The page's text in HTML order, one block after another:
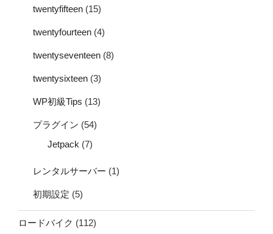
twentyfifteen (15)
twentyfourteen (4)
twentyseventeen (8)
twentysixteen (3)
WP初級Tips (13)
プラグイン (54)
Jetpack (7)
レンタルサーバー (1)
初期設定 (5)
ロードバイク (112)